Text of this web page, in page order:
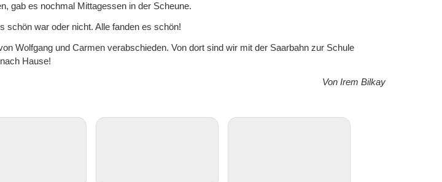
gab es nochmal Mittagessen in der Scheune.
schön war oder nicht. Alle fanden es schön!
Wolfgang und Carmen verabschieden. Von dort sind wir mit der Saarbahn zur Schule
Hause!
Von Irem Bilkay